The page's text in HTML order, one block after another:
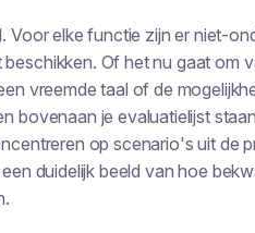
elke functie zijn er niet-
Of het nu gaat om
vreemde taal of de
bovenaan je evaluatielijst
op scenario's uit de
duidelijk beeld van hoe